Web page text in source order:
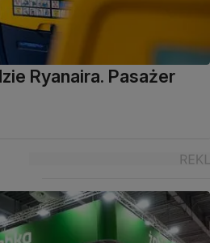
Ryanaira. Pasażer